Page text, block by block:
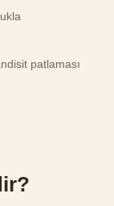
patlaması